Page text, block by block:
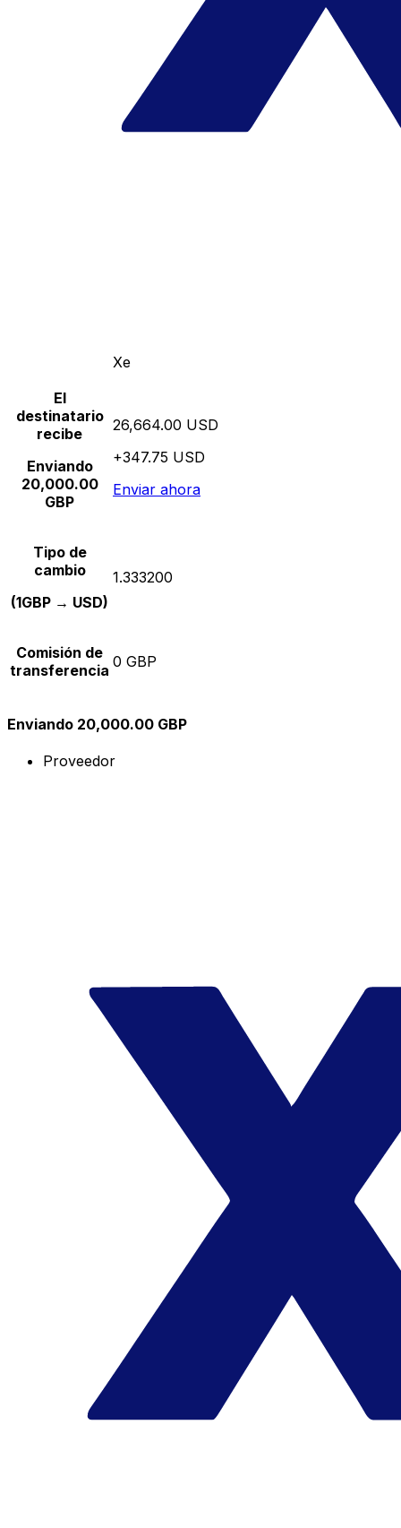
Xe
El
destinatario
recibe
Enviando
20,000.00
GBP
26,664.00 USD
+347.75 USD
Enviar ahora
Tipo de
cambio
(1GBP → USD)
1.333200
Comisión de
transferencia 0 GBP
Enviando 20,000.00 GBP
Proveedor